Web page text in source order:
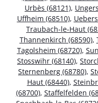
Urbès (68121),
Uffheim (68510),
Traubach-le-Haut
Thannenkirch (68590),
Tagolsheim (68720),
Stosswihr (68140),
Sternenberg (68780),
Haut (68440),
(68700), Staffelfelden